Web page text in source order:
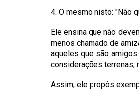
4. O mesmo nisto: "Não
Ele ensina que não
menos chamado de
aqueles que são
considerações terrenas,
Assim, ele propôs